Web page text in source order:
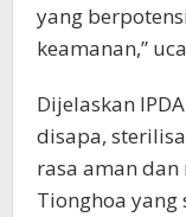
yang
keamanan,”
Dijelaskan
disapa,
rasa aman
Tionghoa yang